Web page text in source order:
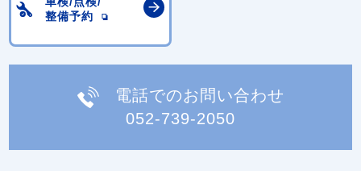
整備予約
電話でのお問い合わせ
052-739-2050